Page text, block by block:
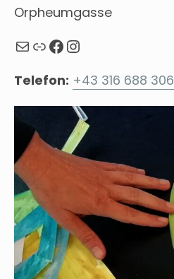
Orpheumgasse
MailWebseite
Facebook
Instagram
Telefon: +43 316 688 306